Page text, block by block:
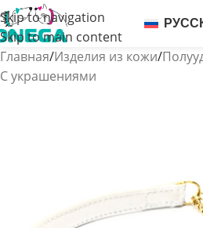
Skip to navigation
Skip to main content
Главная/Изделия из кожи/
С украшениями